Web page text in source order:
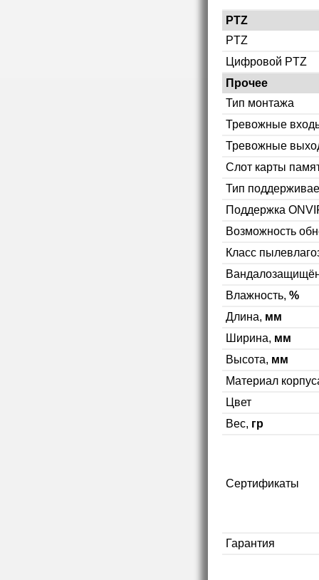
PTZ
PTZ
Цифровой PTZ
Прочее
Тип монтажа
Тревожные
Тревожные
Слот карты
Тип
Поддержка
Возможность
Класс
Влажность, %
Длина, мм
Ширина, мм
Высота, мм
Материал
Цвет
Вес, гр
Сертификаты
Гарантия